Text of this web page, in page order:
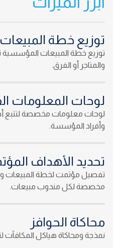
توزيع خطة المبيعات
توزيع خطة المبيعات المؤسسية
والمتاجر أو الفرق.
لوحات المعلومات
لوحات معلومات مخصصة لتتبع
وأفراد المؤسسة.
تحديد الأهداف
تفصيل مؤتمت لخطة المبيعات و
مخصصة لكل مندوب مبيعات.
محاكاة الحوافز
نمذجة ومحاكاة هياكل المكافآت